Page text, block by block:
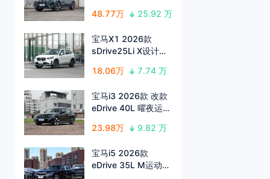
48.77万
25.92 万
宝马X1 2026款
sDrive25Li X设计套
18.06万 7.74 万
宝马i3 2026款 改款
eDrive 40L 曜夜运动
23.98万 9.82 万
宝马i5 2026款
eDrive 35L M运动套